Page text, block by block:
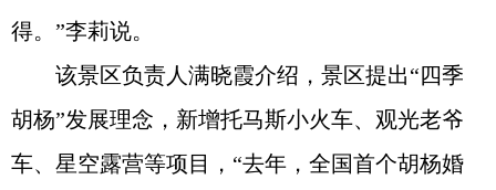
得。”李莉说。
该景区负责人满晓霞介绍，景区提出“四季
胡杨”发展理念，新增托马斯小火车、观光老爷
车、星空露营等项目，“去年，全国首个胡杨婚